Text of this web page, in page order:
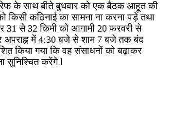
ग्रेफ के साथ बीते बुधवार को एक बैठक आहूत की
कठिनाई का सामना ना करना पड़े तथा
31 से 32 किमी को आगामी 20 फरवरी से
में 4:30 बजे से शाम 7 बजे तक बंद
किया गया कि वह संसाधनों को बढ़ाकर
सुनिश्चित करेंगे l